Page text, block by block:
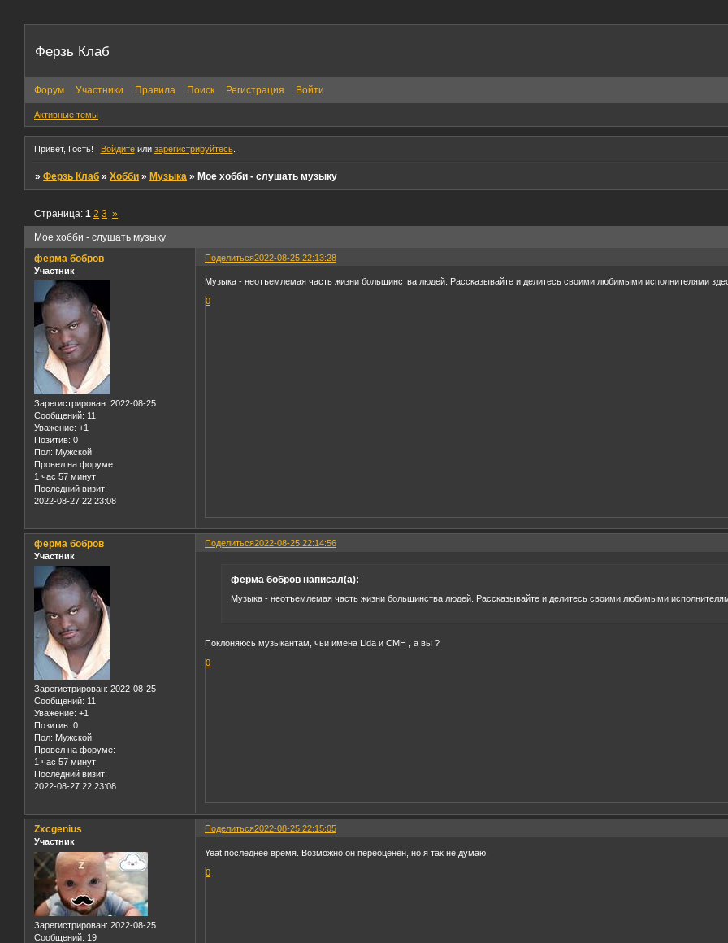
Ферзь Клаб
Форум Участники Правила Поиск Регистрация Войти
Активные темы
Привет, Гость! Войдитеили зарегистрируйтесь.
»Ферзь Клаб »Хобби »Музыка »Мое хобби - слушать музыку
Мое хобби - слушать музыку
Страница:1 2 3 »
Поделиться2022-08-25 22:13:28
ферма бобров
Участник
Зарегистрирован: 2022-08-25
Сообщений: 11
Уважение: +1
Позитив: 0
Пол: Мужской
Провел на форуме:
1 час 57 минут
Последний визит:
2022-08-27 22:23:08
Музыка - неотъемлемая часть жизни большинства людей. Рассказывайте и делитесь своими любимыми исполнителями
0
Поделиться2022-08-25 22:14:56
ферма бобров
Участник
Зарегистрирован: 2022-08-25
Сообщений: 11
Уважение: +1
Позитив: 0
Пол: Мужской
Провел на форуме:
1 час 57 минут
Последний визит:
2022-08-27 22:23:08
ферма бобров написал(а):
Музыка - неотъемлемая часть жизни большинства людей. Рассказывайте и делитесь своими любимыми
Поклоняюсь музыкантам, чьи имена Lida и CMH , а вы ?
0
Поделиться2022-08-25 22:15:05
Zxcgenius
Участник
Зарегистрирован: 2022-08-25
Сообщений: 19
Yeat последнее время. Возможно он переоценен, но я так не думаю.
0